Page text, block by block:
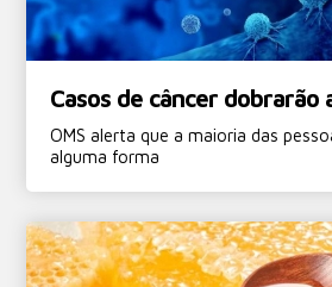
Casos de câncer dobrarão
OMS alerta que a maioria das
alguma forma